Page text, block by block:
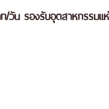
/วัน รองรับอุตสาหกรรมแ